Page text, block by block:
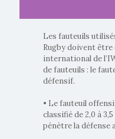
Les fauteuils
Rugby doivent
international de
de fauteuils : le
défensif.
• Le fauteuil
classifié de 2,0 à
pénètre la défense